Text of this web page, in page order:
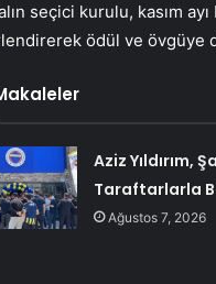
seçici kurulu, kasım
ödül ve övgüye
Aziz Yıldırım,
Taraftarlarla
Ağustos 7, 2026